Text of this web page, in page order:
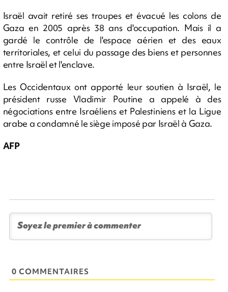
Israël avait retiré ses troupes et évacué les colons de
Gaza en 2005 après 38 ans d'occupation. Mais il a
gardé le contrôle de l'espace aérien et des eaux
territoriales, et celui du passage des biens et personnes
entre Israël et l'enclave.
Les Occidentaux ont apporté leur soutien à Israël, le
président russe Vladimir Poutine a appelé à des
négociations entre Israéliens et Palestiniens et la Ligue
arabe a condamné le siège imposé par Israël à Gaza.
AFP
0 COMMENTAIRES